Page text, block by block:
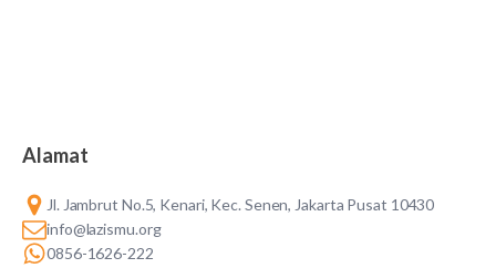
Alamat
Jl. Jambrut No.5, Kenari, Kec. Senen, Jakarta Pusat 10430
info@lazismu.org
0856-1626-222